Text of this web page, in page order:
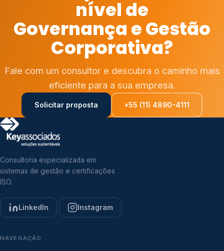
nível de
Governança e Gestão
Corporativa?
Fale com um consultor e descubra o caminho mais
eficiente para a sua empresa.
Solicitar proposta +55 (11) 4890-4111
Consultoria especializada em
sistemas de gestão e certificações
ISO.
LinkedIn Instagram
NAVEGAÇÃO